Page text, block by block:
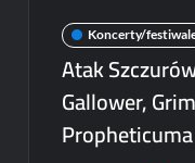
Koncerty/
Atak
Gallower,